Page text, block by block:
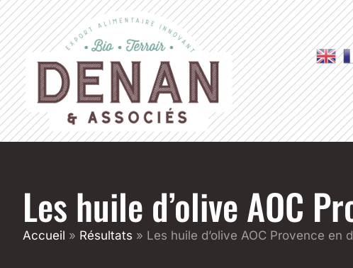
Les huile d’olive AOC
Accueil » Résultats » Les huile d’olive AOC Provence en